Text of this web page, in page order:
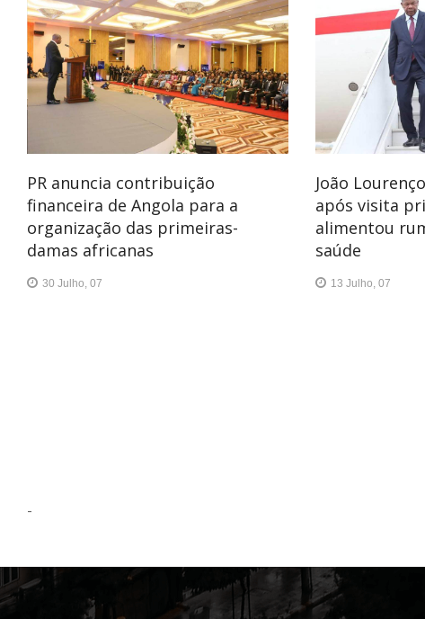
PR anuncia contribuição
financeira de Angola para a
organização das primeiras-
damas africanas
30 Julho, 07
João
após visita
alimentou
saúde
13 Julho, 07
-